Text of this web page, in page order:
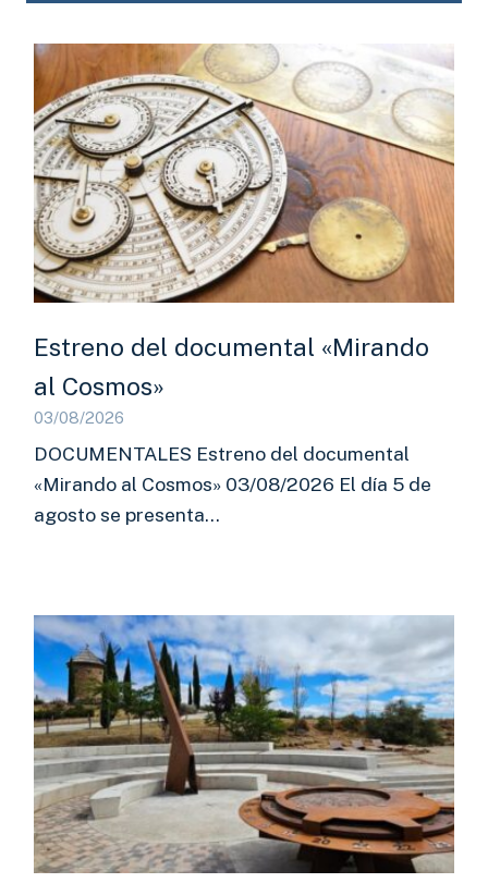
Estreno del documental «Mirando
al Cosmos»
03/08/2026
DOCUMENTALES Estreno del documental
«Mirando al Cosmos» 03/08/2026 El día 5 de
agosto se presenta…